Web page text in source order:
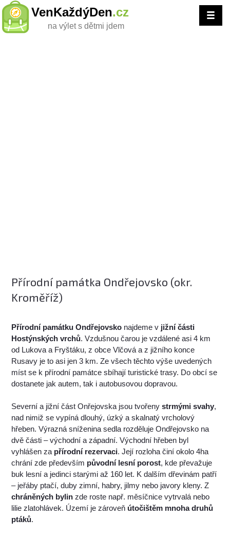
VenKaždýDen.cz
na výlet s dětmi jdem
Přírodní památka Ondřejovsko (okr.
Kroměříž)
Přírodní památku Ondřejovsko najdeme v jižní části
Hostýnských vrchů. Vzdušnou čarou je vzdálené asi 4 km
od Lukova a Fryštáku, z obce Vlčová a z jižního konce
Rusavy je to asi jen 3 km. Ze všech těchto výše uvedených
míst se k přírodní památce sbíhají turistické trasy. Do obcí se
dostanete jak autem, tak i autobusovou dopravou.
Severní a jižní část Onřejovska jsou tvořenystrmými svahy,
nad nimiž se vypíná dlouhý, úzký a skalnatý vrcholový
hřeben. Výrazná sníženina sedla rozděluje Ondřejovsko na
dvě části – východní a západní. Východní hřeben byl
vyhlášen za přírodní rezervaci. Její rozloha činí okolo 4ha
chrání zde především původní lesní porost, kde převažuje
buk lesní a jedinci starými až 160 let. K dalším dřevinám patří
– jeřáby ptačí, duby zimní, habry, jilmy nebo javory kleny. Z
chráněných bylin zde roste např. měsíčnice vytrvalá nebo
lilie zlatohlávek. Území je zároveň útočištěm mnoha druhů
ptáků.